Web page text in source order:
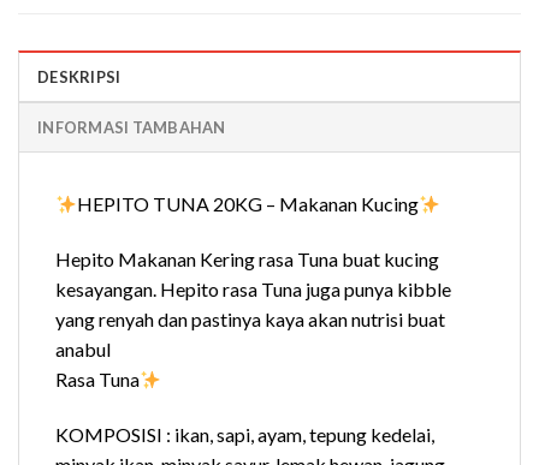
DESKRIPSI
INFORMASI TAMBAHAN
HEPITO TUNA 20KG – Makanan Kucing
Hepito Makanan Kering rasa Tuna buat kucing
kesayangan. Hepito rasa Tuna juga punya kibble
yang renyah dan pastinya kaya akan nutrisi buat
anabul
Rasa Tuna
KOMPOSISI : ikan, sapi, ayam, tepung kedelai,